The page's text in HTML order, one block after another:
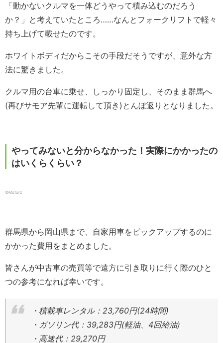
「動かないクルマを一体どうやって積み込むのだろう
か？」と考えていたところ……なんとフォークリフトで軽々
持ち上げて載せたのです。
ホワイトボディだからこその手段だそうですが、意外な方
法に驚きました。
クルマ用の台車に乗せ、しっかり固定し、そのまま群馬へ
(再びサモア先輩に運転して頂き)とんぼ返りとなりました。
やってみないと分からなかった！実際にかかったの
はいくらくらい？
©︎Motorz
群馬県から岡山県まで、自家用車をピックアップするのに
かかった費用をまとめました。
皆さんが中古車の売買等で遠方に引き取りに行く際のひと
つの参考になれば幸いです。
・積載車レンタル：23,760円(24時間)
・ガソリン代：39,283円(軽油、4回給油)
・高速代：29,270円